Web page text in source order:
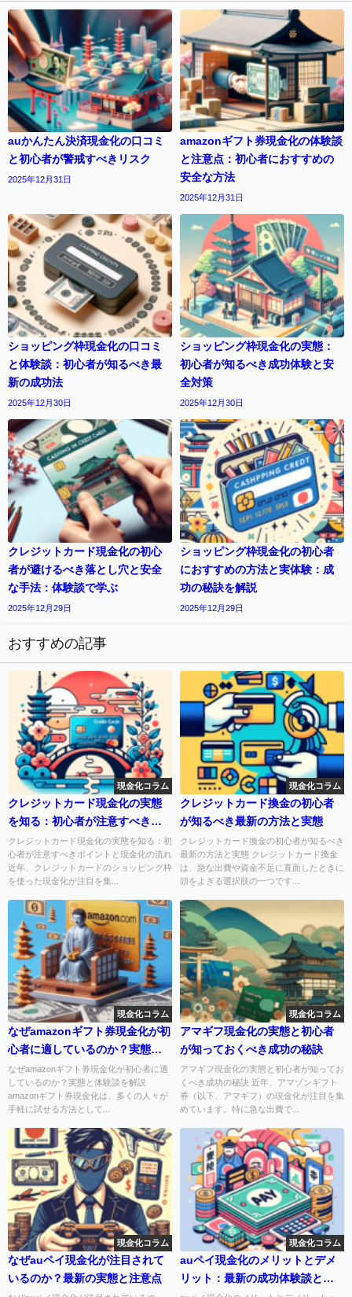
auかんたん決済現金化の口コミ
と初心者が警戒すべきリスク
2025年12月31日
amazonギフト券現金化の体験談
と注意点：初心者におすすめの
安全な方法
2025年12月31日
ショッピング枠現金化の口コミ
と体験談：初心者が知るべき最
新の成功法
2025年12月30日
ショッピング枠現金化の実態：
初心者が知るべき成功体験と安
全対策
2025年12月30日
クレジットカード現金化の初心
者が避けるべき落とし穴と安全
な手法：体験談で学ぶ
2025年12月29日
ショッピング枠現金化の初心者
におすすめの方法と実体験：成
功の秘訣を解説
2025年12月29日
おすすめの記事
現金化コラム
クレジットカード現金化の実態
を知る：初心者が注意すべきポ
イントと現金化の流れ
クレジットカード現金化の実態を知る：初
心者が注意すべきポイントと現金化の流れ
近年、クレジットカードのショッピング枠
を使った現金化が注目を集...
現金化コラム
クレジットカード換金の初心者
が知るべき最新の方法と実態
クレジットカード換金の初心者が知るべき
最新の方法と実態 クレジットカード換金
は、急な出費や資金不足に直面したときに
頭をよぎる選択肢の一つです...
現金化コラム
なぜamazonギフト券現金化が初
心者に適しているのか？実態と
体験談を解説
なぜamazonギフト券現金化が初心者に適
しているのか？実態と体験談を解説
amazonギフト券現金化は、多くの人々が
手軽に試せる方法として...
現金化コラム
アマギフ現金化の実態と初心者
が知っておくべき成功の秘訣
アマギフ現金化の実態と初心者が知ってお
くべき成功の秘訣 近年、アマゾンギフト
券（以下、アマギフ）の現金化が注目を集
めています。特に急な出費で...
現金化コラム
なぜauペイ現金化が注目されて
いるのか？最新の実態と注意点
現金化コラム
auペイ現金化のメリットとデメ
リット：最新の成功体験談と注